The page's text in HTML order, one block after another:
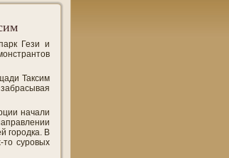
Гези и
Таксим
начали
городка. В
то суровых